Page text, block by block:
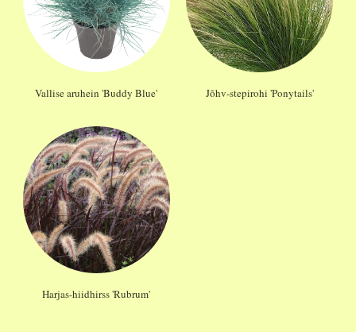
Vallise aruhein 'Buddy Blue' Jõhv-stepirohi 'Ponytails'
Harjas-hiidhirss 'Rubrum'